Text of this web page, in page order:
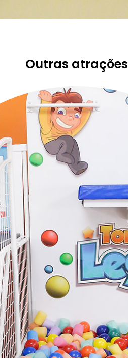
Outras atrações